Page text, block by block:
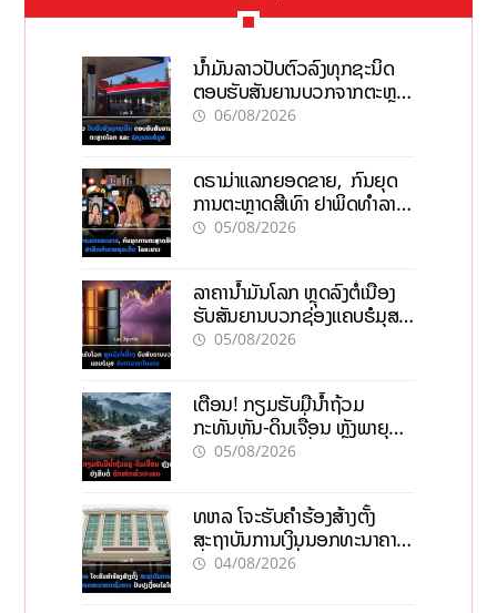
ນໍ້າມັນລາວປັບຕົວລົງທຸກຊະນິດ
ຕອບຮັບສັນຍານບວກຈາກຕະຫຼາດ
ໂລກ ແລະ ຊ່ອງແຄບຮໍມູສ
06/08/2026
ດຣາມ່າແລກຍອດຂາຍ, ກົນຍຸດ
ການຕະຫຼາດສີເທົາ ຢາພິດທຳລາຍ
ທຸລະກິດ ໄລຍະຍາວ
05/08/2026
ລາຄານ້ຳມັນໂລກ ຫຼຸດລົງຕໍ່ເນື່ອງ
ຮັບສັນຍານບວກຊ່ອງແຄບຮໍມຸສ
ຈັບຕາລາຄາໃນລາວ
05/08/2026
ເຕືອນ! ກຽມຮັບມືນໍ້າຖ້ວມ
ກະທັນຫັນ-ດິນເຈື່ອນ ຫຼັງພາຍຸຝົນ
ຍັງສືບຕໍ່ຕົກໜັກທົ່ວປະເທດ
05/08/2026
ທຫລ ໂຈະຮັບຄຳຮ້ອງສ້າງຕັ້ງ
ສະຖາບັນການເງິນນອກທະນາຄານ
ຊົ່ວຄາວ ປັບປຸງເງື່ອນໄຂໃໝ່
04/08/2026